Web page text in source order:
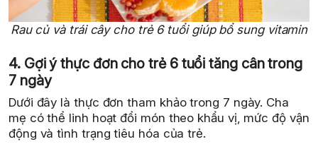
Rau củ và trái cây cho trẻ 6 tuổi giúp bổ sung vitamin
4. Gợi ý thực đơn cho trẻ 6 tuổi tăng cân trong
7 ngày
Dưới đây là thực đơn tham khảo trong 7 ngày. Cha
mẹ có thể linh hoạt đổi món theo khẩu vị, mức độ vận
động và tình trạng tiêu hóa của trẻ.